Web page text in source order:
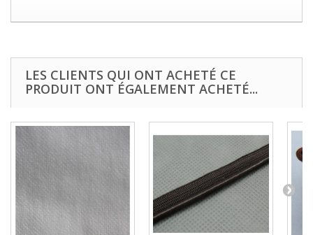
LES CLIENTS QUI ONT ACHETÉ CE
PRODUIT ONT ÉGALEMENT ACHETÉ...